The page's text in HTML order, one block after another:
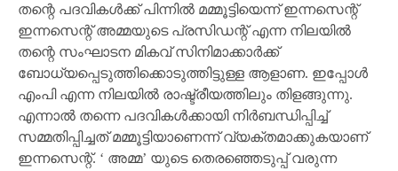
തന്റെ പദവികള്‍ക്ക് പിന്നില്‍ മമ്മൂട്ടിയെന്ന് ഇന്നസെന്റ്
ഇന്നസെന്റ് അമ്മയുടെ പ്രസിഡന്റ് എന്ന നിലയില്‍
തന്റെ സംഘാടന മികവ് സിനിമാക്കാര്‍ക്ക്
ബോധ്യപ്പെടുത്തിക്കൊടുത്തിട്ടുള്ള ആളാണ. ഇപ്പോള്‍
എംപി എന്ന നിലയില്‍ രാഷ്ട്രീയത്തിലും തിളങ്ങുന്നു.
എന്നാല്‍ തന്നെ പദവികള്‍ക്കായി നിര്‍ബന്ധിപ്പിച്ച്
സമ്മതിപ്പിച്ചത് മമ്മൂട്ടിയാണെന്ന് വ്യക്തമാക്കുകയാണ്
ഇന്നസെന്റ്. ‘ അമ്മ’ യുടെ തെരഞ്ഞെടുപ്പ് വരുന്ന